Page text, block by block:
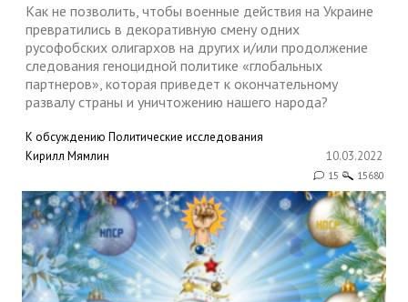
Как не позволить, чтобы военные действия на Украине
превратились в декоративную смену одних
русофобских олигархов на других и/или продолжение
следования геноцидной политике «глобальных
партнеров», которая приведет к окончательному
развалу страны и уничтожению нашего народа?
К обсуждению Политические исследования
Кирилл Мямлин
10.03.2022
15 15680